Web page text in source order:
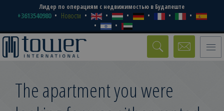
Лидер по операциям с недвижимостью в Будапеште
+3613540980 Новости
Toggle
The apartment you were